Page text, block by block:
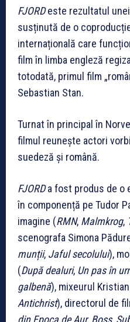
FJORDeste rezultatul
susținută de o
internațională care
film în limba engleză
totodată, primul film
Sebastian Stan.
Turnat în principal în
filmul reunește actori
suedeză și română.
FJORDa fost produs de o
în componență pe Tudor
imagine (RMN, Malmkrog,
scenografa Simona
munții, Jaful secolului),
(După dealuri, Un pas în
galbenă), mixeurul
Antichrist), directorul de
din Epoca de Aur, Boss,